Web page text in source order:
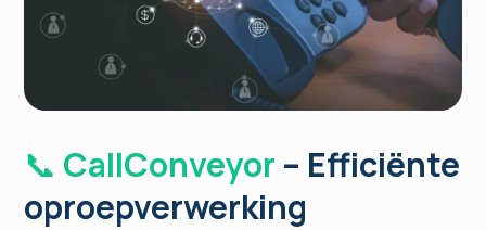
📞 CallConveyor – Efficiënte
oproepverwerking